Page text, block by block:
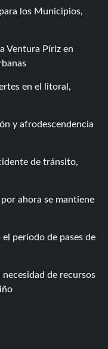
los Municipios,
Ventura Píriz en
en el litoral,
y afrodescendencia
de tránsito,
ahora se mantiene
período de pases de
de recursos